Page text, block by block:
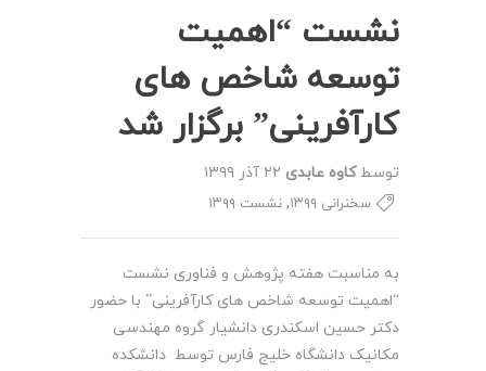
نشست “اهمیت
توسعه شاخص های
کارآفرینی” برگزار شد
توسطکاوه عابدی ۲۲ آذر ۱۳۹۹
سخنرانی ۱۳۹۹ , نشست ۱۳۹۹
به مناسبت هفته پژوهش و فناوری نشست
“اهمیت توسعه شاخص های کارآفرینی” با حضور
دکتر حسین اسکندری دانشیار گروه مهندسی
مکانیک دانشگاه خلیج فارس توسط دانشکده